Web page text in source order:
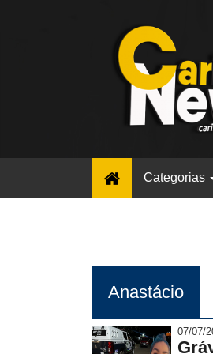
(current)Categorias
Anastácio
07/07/